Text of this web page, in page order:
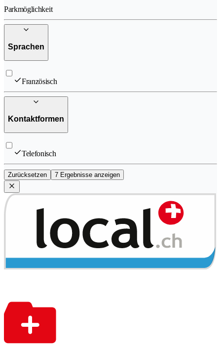
Parkmöglichkeit
Sprachen
Französisch
Kontaktformen
Telefonisch
Zurücksetzen 7 Ergebnisse anzeigen